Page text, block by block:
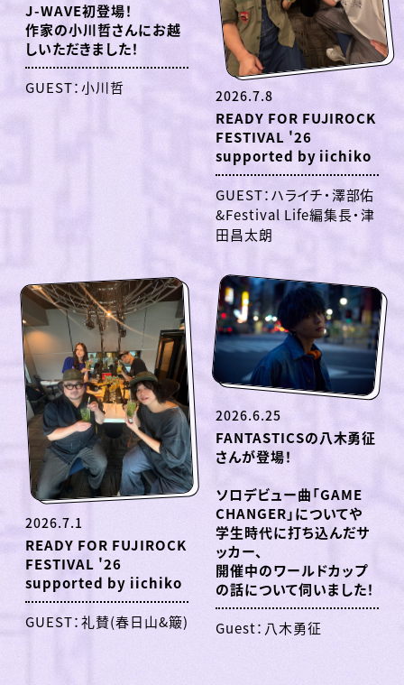
J-WAVE初登場！
作家の小川哲さんにお越
しいただきました！
GUEST：小川哲 2026.7.8
READY FOR FUJIROCK
FESTIVAL '26
supported by iichiko
GUEST：ハライチ・澤部佑
&Festival Life編集長・津
田昌太朗
2026.7.1
READY FOR FUJIROCK
FESTIVAL '26
supported by iichiko
GUEST：礼賛(春日山&簸)
2026.6.25
FANTASTICSの八木勇征
さんが登場！
ソロデビュー曲「GAME
CHANGER」についてや
学生時代に打ち込んだサ
ッカー、
開催中のワールドカップ
の話について伺いました！
Guest：八木勇征